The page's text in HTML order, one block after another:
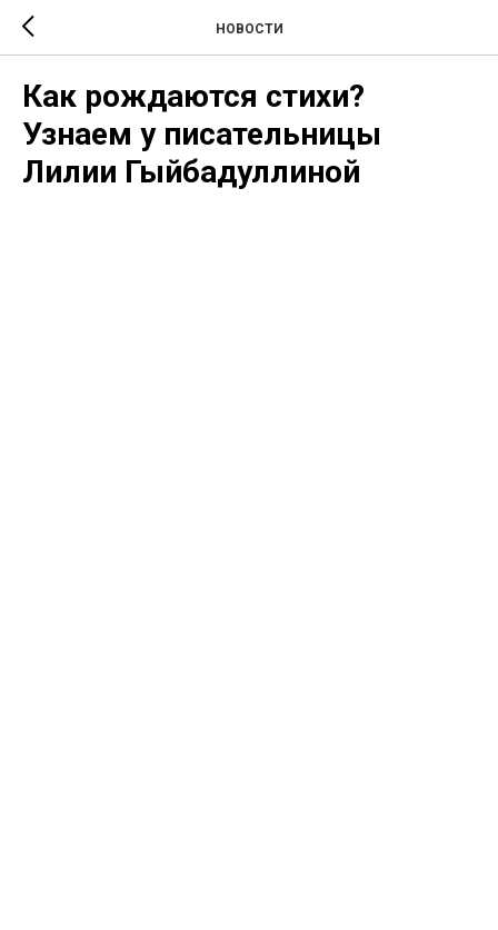
НОВОСТИ
Как рождаются стихи?
Узнаем у писательницы
Лилии Гыйбадуллиной